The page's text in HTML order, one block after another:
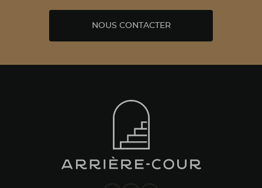
NOUS CONTACTER